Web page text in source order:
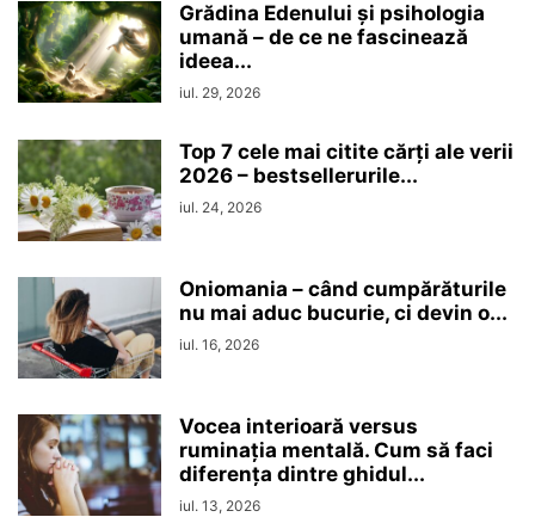
Grădina Edenului și psihologia
umană – de ce ne fascinează
ideea...
iul. 29, 2026
Top 7 cele mai citite cărți ale verii
2026 – bestsellerurile...
iul. 24, 2026
Oniomania – când cumpărăturile
nu mai aduc bucurie, ci devin o...
iul. 16, 2026
Vocea interioară versus
ruminaţia mentală. Cum să faci
diferența dintre ghidul...
iul. 13, 2026